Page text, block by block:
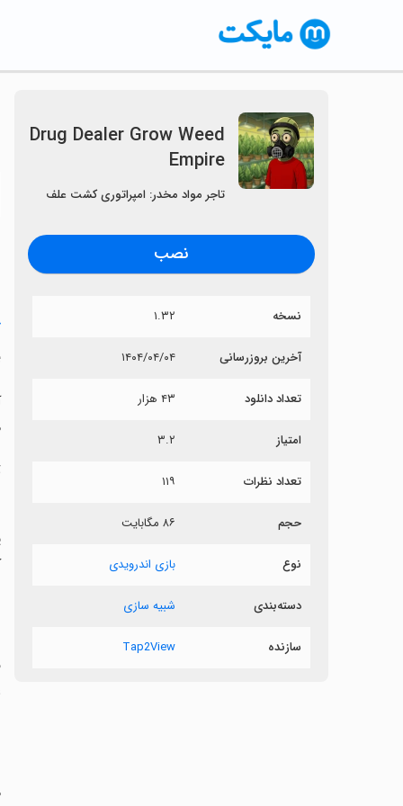
Drug Dealer Grow Weed
Empire
تاجر مواد مخدر: امپراتوری کشت علف
نصب
نسخه ۱.۳۲
آخرین بروزرسانی ۱۴۰۴/۰۴/۰۴
تعداد دانلود ۴۳ هزار
امتیاز ۳.۲
تعداد نظرات ۱۱۹
حجم ۸۶ مگابایت
نوع بازی اندرویدی
دسته‌بندی شبیه سازی
سازنده Tap2View